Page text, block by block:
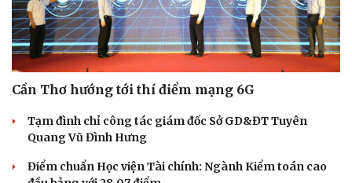
Văn hóa
Sân khấu - Điện ảnh
Âm nhạc
Giải trí
Nghệ sĩ
Sao Việt
Cần Thơ hướng tới thí điểm mạng 6G
Tạm đình chỉ công tác giám đốc Sở GD&ĐT Tuyên
Quang Vũ Đình Hưng
Điểm chuẩn Học viện Tài chính: Ngành Kiểm toán cao